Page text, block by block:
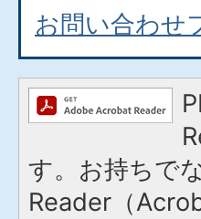
お問い合わせ
す。お持ちで
Reader（